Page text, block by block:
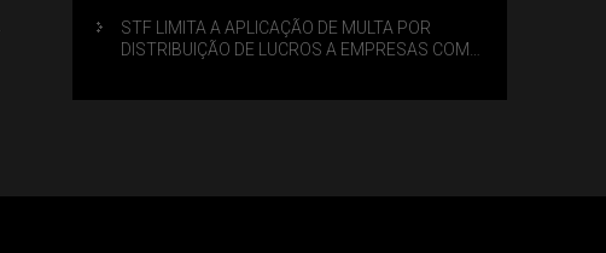
STF LIMITA A APLICAÇÃO DE MULTA POR
DISTRIBUIÇÃO DE LUCROS A EMPRESAS COM